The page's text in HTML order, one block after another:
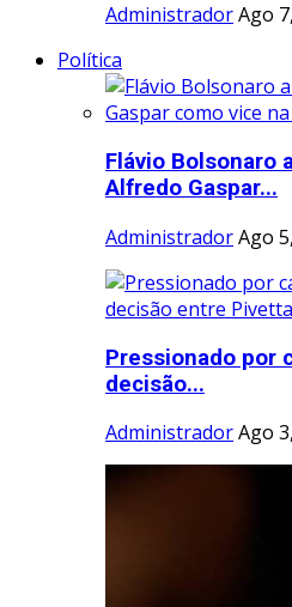
AdministradorAgo
Política
Flávio Bolsonaro
Alfredo Gaspar...
AdministradorAgo
Pressionado por
decisão...
AdministradorAgo